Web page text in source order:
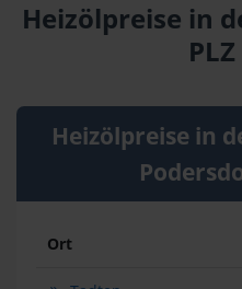
Heizölpreise in
Heizölpreise in
Ort